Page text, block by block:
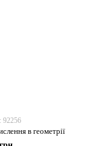
92256
в геометрії